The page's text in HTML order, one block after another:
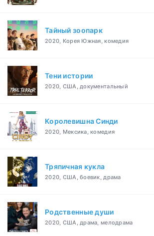
Тайный зоопарк
2020, Корея Южная, комедия
Тени истории
2020, США, документальный
Королевишна Синди
2020, Мексика, комедия
Тряпичная кукла
2020, США, боевик, драма
Родственные души
2020, США, драма, мелодрама